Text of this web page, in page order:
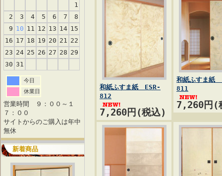
1
2
3 4 5 6 7
8
9 10 11 12 13 14 15
16 17 18 19 20 21 22
23 24 25 26 27 28 29
30 31
今日
休業日
営業時間 ９：００～１
７：００
サイトからのご購入は年中
無休
新着商品
和紙ふすま紙 ESR-
812
7,260円(税込)
和紙ふすま紙
811
7,260円(